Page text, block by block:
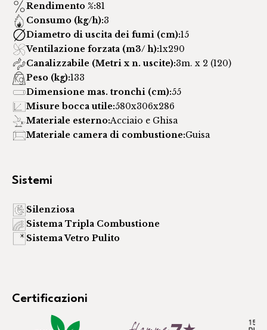
Rendimento %:81
Consumo (kg/h):3
Diametro di uscita dei fumi (cm):15
Ventilazione forzata (m3/ h):1x290
Canalizzabile (Metri x n. uscite):3m. x 2 (120)
Peso (kg):133
Dimensione mas. tronchi (cm):55
Misure bocca utile:580x306x286
Materiale esterno:Acciaio e Ghisa
Materiale camera di combustione:Guisa
Sistemi
Silenziosa
Sistema Tripla Combustione
Sistema Vetro Pulito
Certificazioni